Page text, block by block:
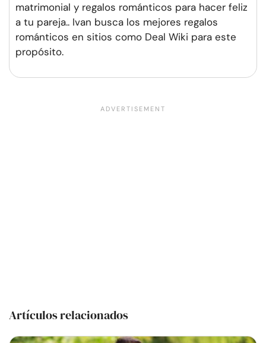
matrimonial y regalos románticos para hacer feliz
a tu pareja.. Ivan busca los mejores regalos
románticos en sitios como Deal Wiki para este
propósito.
Artículos relacionados